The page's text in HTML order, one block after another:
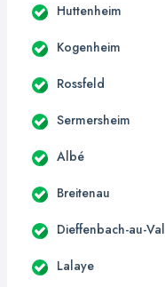
Huttenheim
Kogenheim
Rossfeld
Sermersheim
Albé
Breitenau
Dieffenbach-au-Val
Lalaye